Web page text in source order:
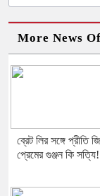
More News
ব্রেট লির সঙ্গে প্রীতি
প্রেমের গুঞ্জন কি সত্যি!